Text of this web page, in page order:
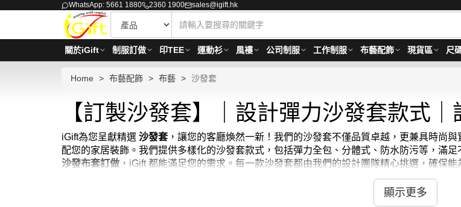
WhatsApp: 5661 1880 2360 1900 sales@igift.hk
關於iGift 制服訂做 印TEE 運動衫 風褸 公司制服 工作制服 布藝配飾 現貨區 尺
Home 布藝配飾 布藝 沙發套
【訂製沙發套】｜設計彈力沙發套款式
iGift為您呈獻精選 沙發套，讓您的客廳煥然一新！我們的沙發套不僅品質卓越，更兼具時尚
配您的家居裝飾。我們提供多樣化的沙發套款式，包括彈力全包、分體式、防水防污等，滿
沙發布套訂做 ，iGift 都能滿足您的需求。每一款沙發套都由我們的設計團隊精心挑選，確保
尋找完美的沙發保護方案？iGift的沙發套絕對是您的理想之選。我們的沙發套不僅能延長沙
顯示更多